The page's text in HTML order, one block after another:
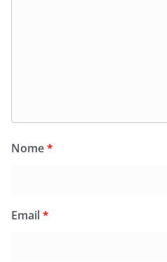
Nome*
Email*